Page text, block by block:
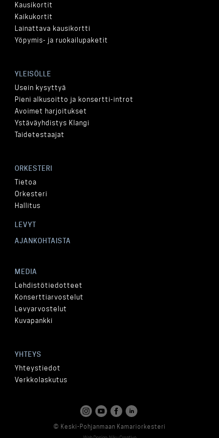
Kausikortit
Kaikukortit
Lainattava kausikortti
Yöpymis- ja ruokailupaketit
YLEISÖLLE
Usein kysyttyä
Pieni alkusoitto ja konsertti-introt
Avoimet harjoitukset
Ystäväyhdistys Klangi
Taidetestaajat
ORKESTERI
Tietoa
Orkesteri
Hallitus
LEVYT
AJANKOHTAISTA
MEDIA
Lehdistötiedotteet
Konserttiarvostelut
Levyarvostelut
Kuvapankki
YHTEYS
Yhteystiedot
Verkkolaskutus
© Keski-Pohjanmaan Kamariorkesteri